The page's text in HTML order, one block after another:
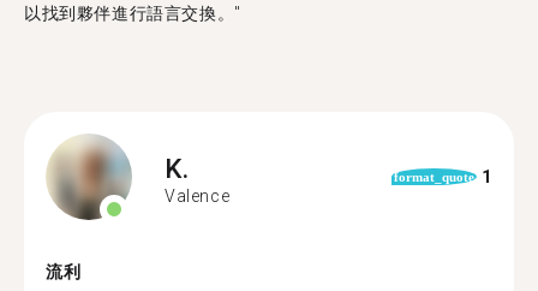
以找到夥伴進行語言交換。"
K.
Valence
format_quote 1
流利